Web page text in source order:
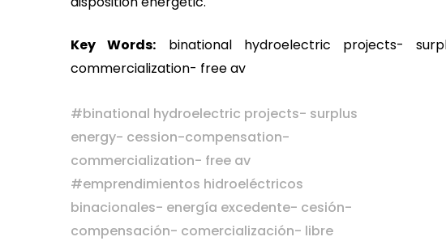
Key Words: binational hydroelectric projects-
commercialization- free av
#binational hydroelectric projects- surplus
energy- cession-compensation-
commercialization- free av
#emprendimientos hidroeléctricos
binacionales- energía excedente- cesión-
compensación- comercialización- libre